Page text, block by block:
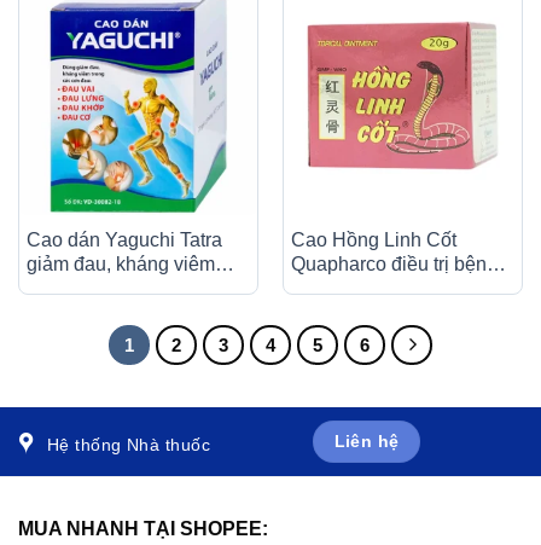
Cao dán Yaguchi Tatra
giảm đau, kháng viêm
Cao Hồng Linh Cốt
Quapharco điều trị bệnh
1
2 3 4 5 6
Hệ thống Nhà thuốc Liên hệ
MUA NHANH TẠI SHOPEE: